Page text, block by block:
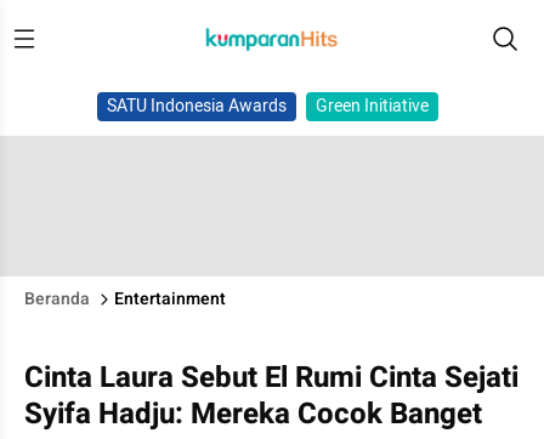
SATU Indonesia Awards Green Initiative
Beranda Entertainment
Cinta Laura Sebut El Rumi Cinta Sejati
Syifa Hadju: Mereka Cocok Banget